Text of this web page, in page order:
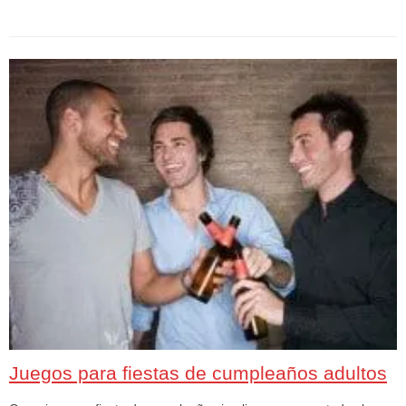
Juegos para fiestas de cumpleaños adultos